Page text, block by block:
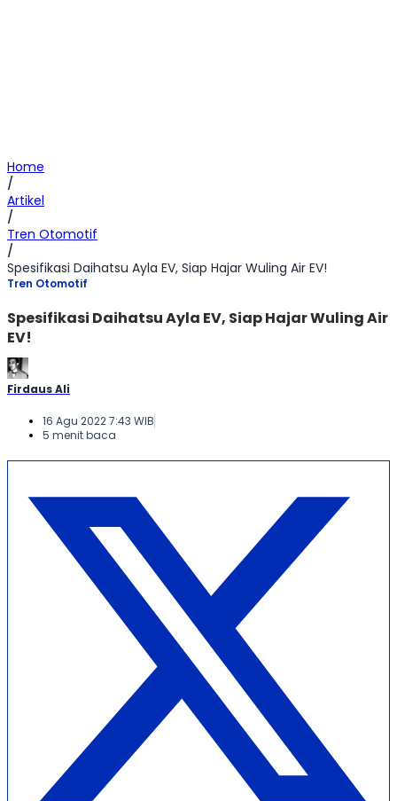
Home
/
Artikel
/
Tren Otomotif
/
Spesifikasi Daihatsu Ayla EV, Siap Hajar Wuling Air EV!
Tren Otomotif
Spesifikasi Daihatsu Ayla EV, Siap Hajar Wuling Air
EV!
Firdaus Ali
16 Agu 2022 7:43 WIB
5 menit baca